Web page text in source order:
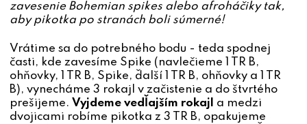
zavesenie Bohemian spikes alebo afroháčiky tak,
aby pikotka po stranách boli súmerné!
Vrátime sa do potrebného bodu - teda spodnej
časti, kde zavesíme Spike (navlečieme 1 TR B,
ohňovky, 1 TR B, Spike, ďalší 1 TR B, ohňovky a 1 TR
B), vynecháme 3 rokajl v začistenie a do štvrtého
prešijeme. Vyjdeme vedľajším rokajl
a medzi
dvojicami robíme pikotka z 3 TR B, opakujeme